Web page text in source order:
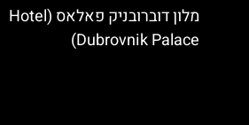
מלון דוברובניק פאלאס (Hotel
Dubrovnik Palace)